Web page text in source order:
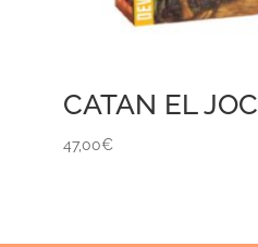
CATAN EL JOC
47,00€